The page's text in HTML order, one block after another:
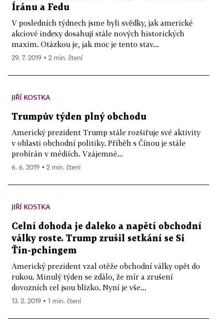
Íránu a Fedu
V posledních týdnech jsme byli svědky, jak americké
akciové indexy dosahují stále nových historických
maxim. Otázkou je, jak moc je tento stav...
29. 7. 2019 ▪ 2 min. čtení
JIŘÍ KOSTKA
Trumpův týden plný obchodu
Americký prezident Trump stále rozšiřuje své aktivity
v oblasti obchodní politiky. Příběh s Čínou je stále
probírán v médiích. Vzájemné...
6. 6. 2019 ▪ 2 min. čtení
JIŘÍ KOSTKA
Celní dohoda je daleko a napětí obchodní
války roste. Trump zrušil setkání se Si
Ťin-pchingem
Americký prezident vzal otěže obchodní války opět do
rukou. Minulý týden se zdálo, že mír a zrušení
dovozních cel jsou blízko. Nyní je vše...
13. 2. 2019 ▪ 1 min. čtení